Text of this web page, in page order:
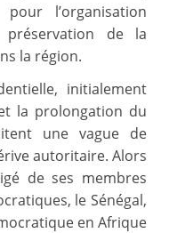
l’organisation
préservation de la
la région.
initialement
la prolongation du
une vague de
autoritaire. Alors
de ses membres
le Sénégal,
en Afrique